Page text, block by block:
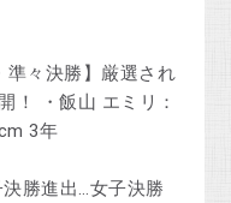
準々決勝】厳選され
！ ・飯山 エミリ：
3年
勝進出…女子決勝